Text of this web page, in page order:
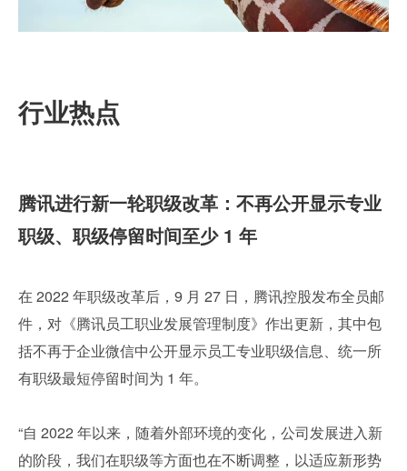
行业热点
腾讯进行新一轮职级改革：不再公开显示专业
职级、职级停留时间至少 1 年
在 2022 年职级改革后，9 月 27 日，腾讯控股发布全员邮
件，对《腾讯员工职业发展管理制度》作出更新，其中包
括不再于企业微信中公开显示员工专业职级信息、统一所
有职级最短停留时间为 1 年。
“自 2022 年以来，随着外部环境的变化，公司发展进入新
的阶段，我们在职级等方面也在不断调整，以适应新形势